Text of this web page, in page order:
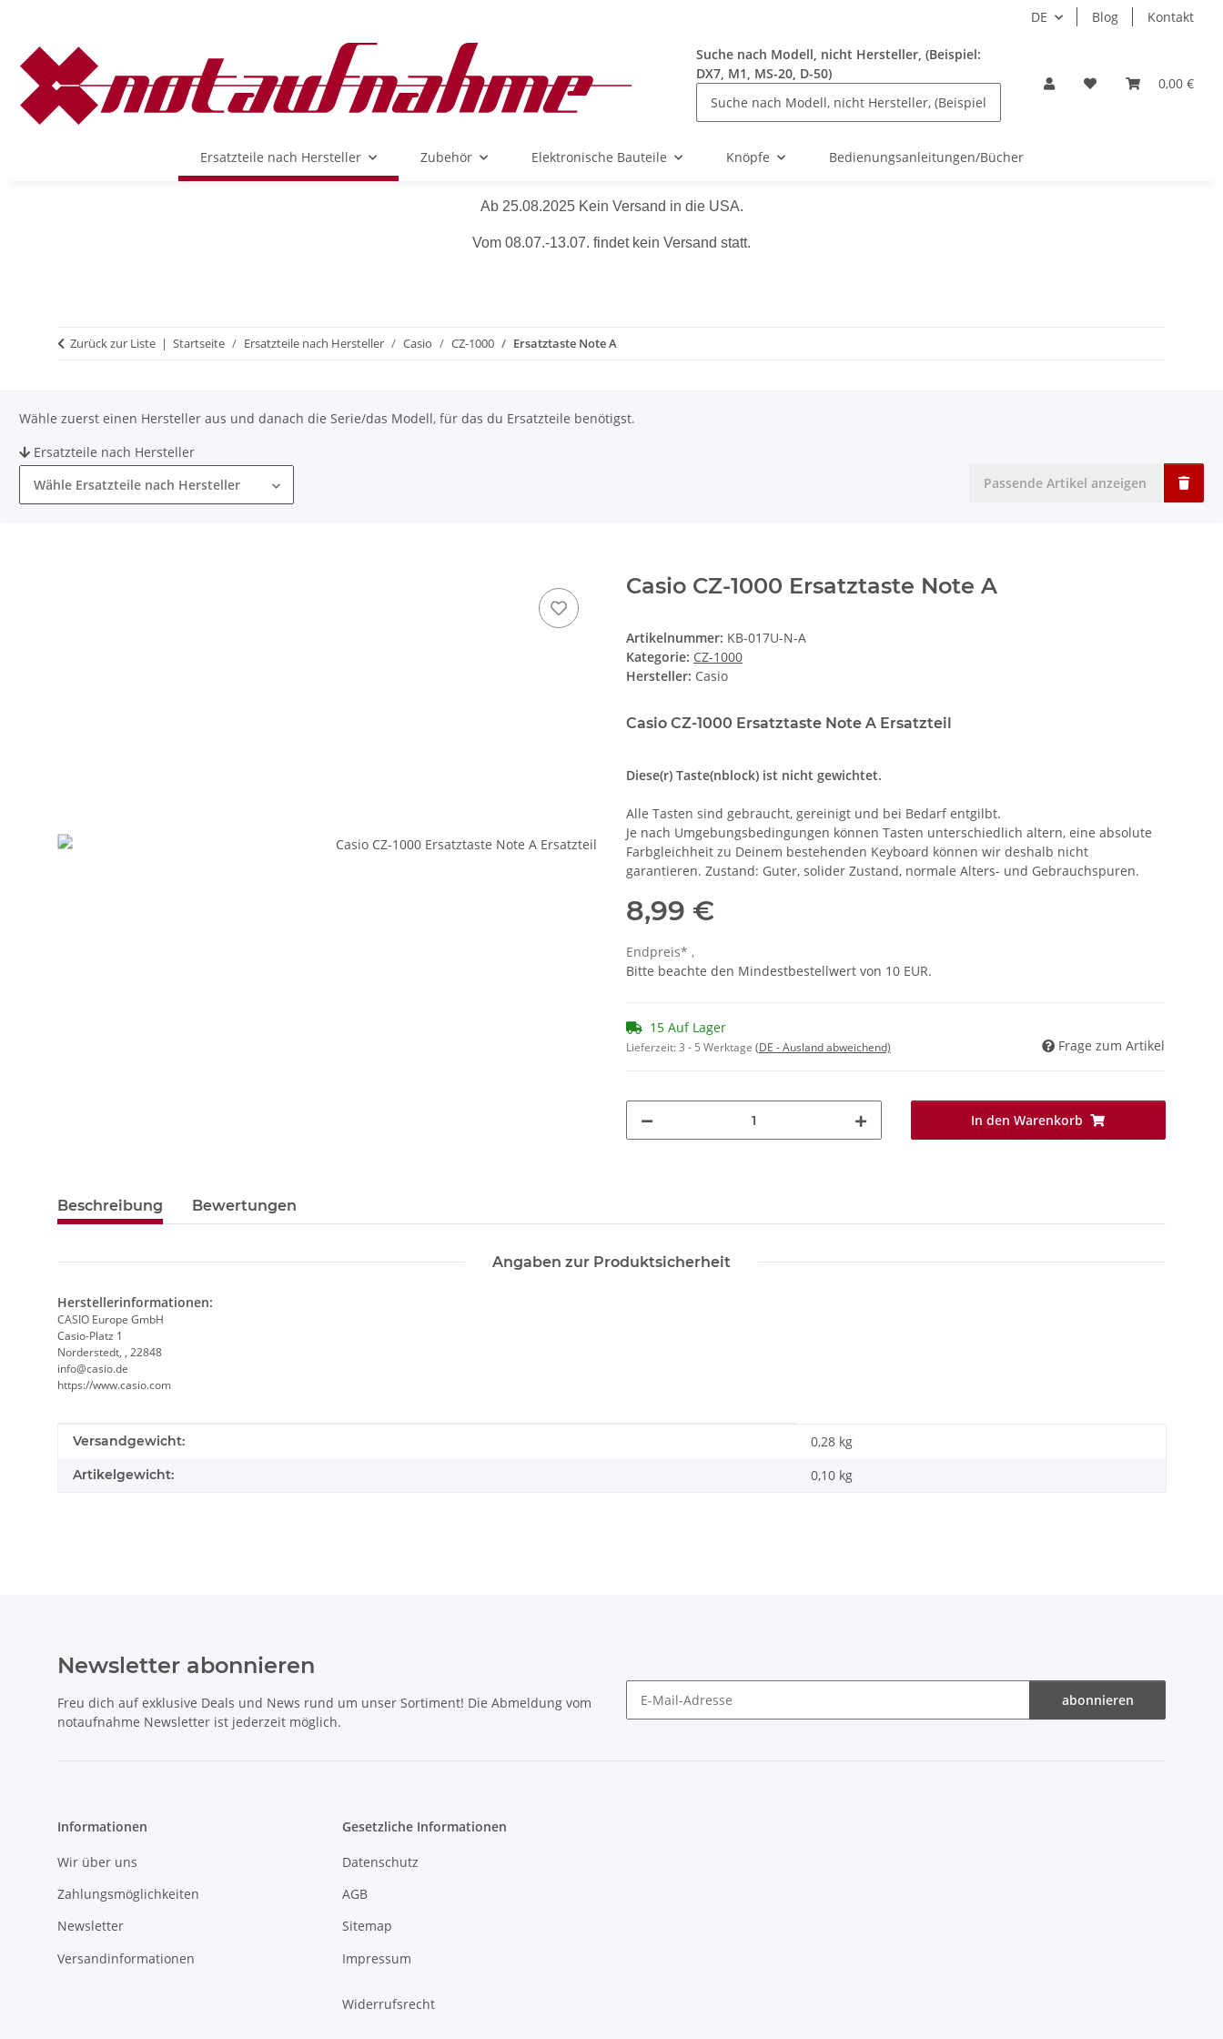
DE Blog Kontakt
Suche nach Modell, nicht Hersteller, (Beispiel:
DX7, M1, MS-20, D-50)
0,00 €
Ersatzteile nach Hersteller Zubehör Elektronische Bauteile Knöpfe Bedienungsanleitungen/Bücher
Ab 25.08.2025 Kein Versand in die USA.
Vom 08.07.-13.07. findet kein Versand statt.
Zurück zur Liste Startseite Ersatzteile nach Hersteller Casio CZ-1000 Ersatztaste Note A
Wähle zuerst einen Hersteller aus und danach die Serie/das Modell, für das du Ersatzteile benötigst.
Ersatzteile nach Hersteller
Wähle Ersatzteile nach Hersteller
Passende Artikel anzeigen
Casio CZ-1000 Ersatztaste Note A
Artikelnummer: KB-017U-N-A
Kategorie: CZ-1000
Hersteller: Casio
Casio CZ-1000 Ersatztaste Note A Ersatzteil
Diese(r) Taste(nblock) ist nicht gewichtet.
Alle Tasten sind gebraucht, gereinigt und bei Bedarf entgilbt.
Je nach Umgebungsbedingungen können Tasten unterschiedlich altern, eine absolute
Farbgleichheit zu Deinem bestehenden Keyboard können wir deshalb nicht
garantieren. Zustand: Guter, solider Zustand, normale Alters- und Gebrauchspuren.
8,99 €
Endpreis* ,
Bitte beachte den Mindestbestellwert von 10 EUR.
15 Auf Lager
Lieferzeit:3 - 5 Werktage (DE - Ausland abweichend) Frage zum Artikel
In den Warenkorb
weitere Registerkarten anzeigen
Beschreibung Bewertungen
Angaben zur Produktsicherheit
Herstellerinformationen:
CASIO Europe GmbH
Casio-Platz 1
Norderstedt, , 22848
info@casio.de
https://www.casio.com
Produkteigenschaft
Wert
Versandgewicht: 0,28 kg
Artikelgewicht: 0,10 kg
Newsletter abonnieren
Freu dich auf exklusive Deals und News rund um unser Sortiment! Die Abmeldung vom
notaufnahme Newsletter ist jederzeit möglich.
abonnieren
Informationen
Wir über uns
Zahlungsmöglichkeiten
Newsletter
Versandinformationen
Gesetzliche Informationen
Datenschutz
AGB
Sitemap
Impressum
Widerrufsrecht